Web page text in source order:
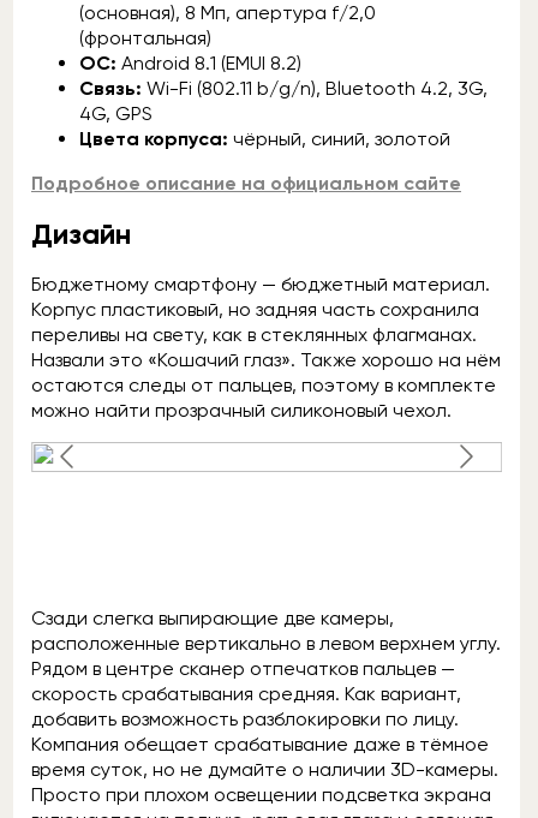
(основная), 8 Мп, апертура f/2,0
(фронтальная)
ОС: Android 8.1 (EMUI 8.2)
Связь: Wi-Fi (802.11 b/g/n), Bluetooth 4.2, 3G,
4G, GPS
Цвета корпуса: чёрный, синий, золотой
Подробное описание на официальном сайте
Дизайн
Бюджетному смартфону — бюджетный материал.
Корпус пластиковый, но задняя часть сохранила
переливы на свету, как в стеклянных флагманах.
Назвали это «Кошачий глаз». Также хорошо на нём
остаются следы от пальцев, поэтому в комплекте
можно найти прозрачный силиконовый чехол.
Сзади слегка выпирающие две камеры,
расположенные вертикально в левом верхнем углу.
Рядом в центре сканер отпечатков пальцев —
скорость срабатывания средняя. Как вариант,
добавить возможность разблокировки по лицу.
Компания обещает срабатывание даже в тёмное
время суток, но не думайте о наличии 3D-камеры.
Просто при плохом освещении подсветка экрана